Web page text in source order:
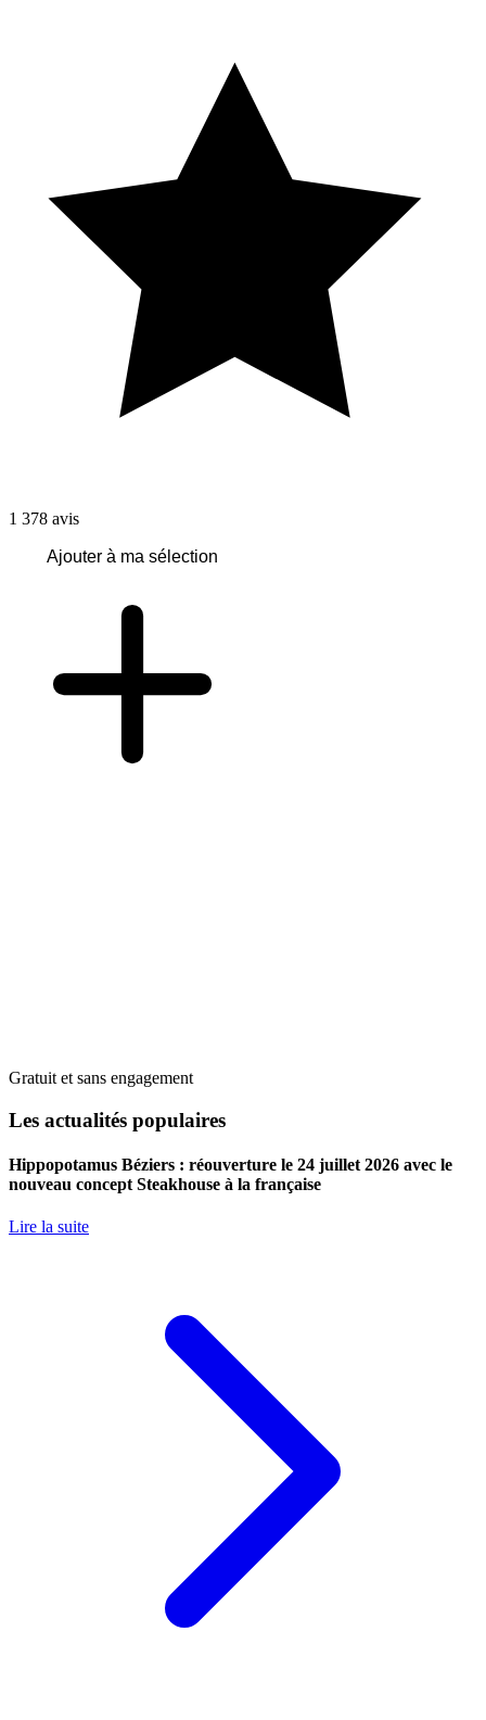
1 378 avis
Ajouter à ma sélection
Gratuit et sans engagement
Les actualités populaires
Hippopotamus Béziers : réouverture le 24 juillet 2026 avec le
nouveau concept Steakhouse à la française
Lire la suite